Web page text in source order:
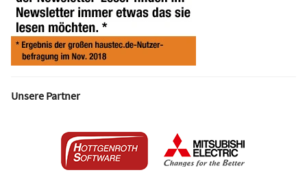
Unsere Partner